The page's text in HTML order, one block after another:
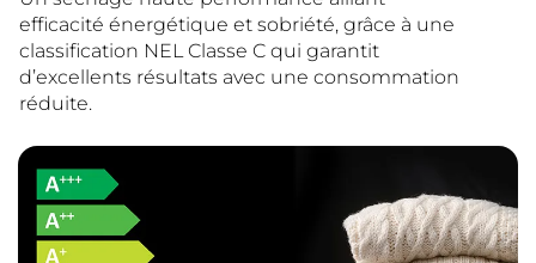
efficacité énergétique et sobriété, grâce à une
classification NEL Classe C qui garantit
d’excellents résultats avec une consommation
réduite.